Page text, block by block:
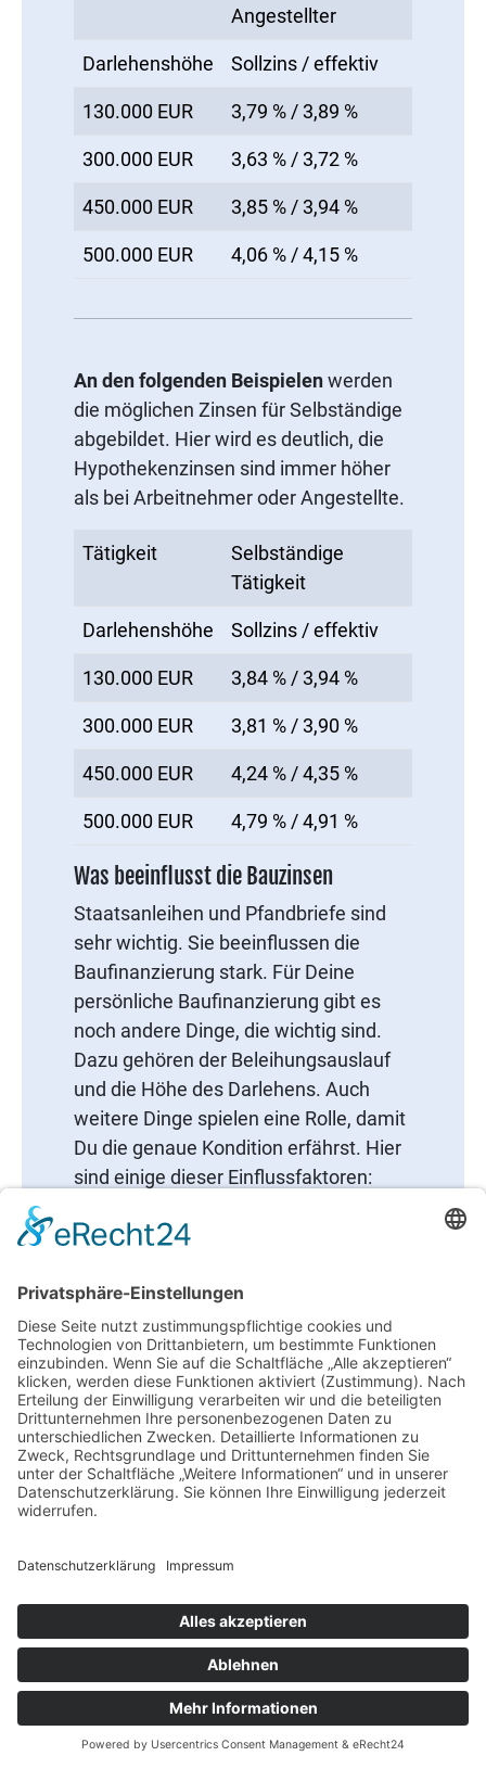
Angestellter
Darlehenshöhe Sollzins / effektiv
130.000 EUR 3,79 % / 3,89 %
300.000 EUR 3,63 % / 3,72 %
450.000 EUR 3,85 % / 3,94 %
500.000 EUR 4,06 % / 4,15 %
An den folgenden Beispielenwerden
die möglichen Zinsen für Selbständige
abgebildet. Hier wird es deutlich, die
Hypothekenzinsen sind immer höher
als bei Arbeitnehmer oder Angestellte.
Tätigkeit
Selbständige
Tätigkeit
Darlehenshöhe Sollzins / effektiv
130.000 EUR 3,84 % / 3,94 %
300.000 EUR 3,81 % / 3,90 %
450.000 EUR 4,24 % / 4,35 %
500.000 EUR 4,79 % / 4,91 %
Was beeinflusst die Bauzinsen
Staatsanleihen und Pfandbriefe sind
sehr wichtig. Sie beeinflussen die
Baufinanzierung stark. Für Deine
persönliche Baufinanzierung gibt es
noch andere Dinge, die wichtig sind.
Dazu gehören der Beleihungsauslauf
und die Höhe des Darlehens. Auch
weitere Dinge spielen eine Rolle, damit
Du die genaue Kondition erfährst. Hier
sind einige dieser Einflussfaktoren:
Ob Du Arbeitnehmer, Angestellter
oder Beamter bist
Selbständiger
Rentner oder Pensionäre
Einkommenshöhe
Zinsfestschreibung
Tilgungshöhe
Besitz weiterer Kredite
Geht die Finanzierung bis in das
Ihr Wohnort bei Antragstellung
Energieeffizientes Bauen und/oder
KfW-Förderung
Ebenfalls gibt es noch viele weitere
Faktoren bei Gebrauchtimmobilien z.B.:
Modernisierungskosten
Inhaltsverzeichnis Sofortkontakt